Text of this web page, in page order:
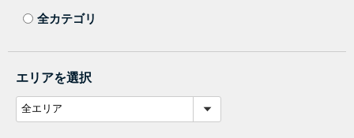
全カテゴリ
エリアを選択